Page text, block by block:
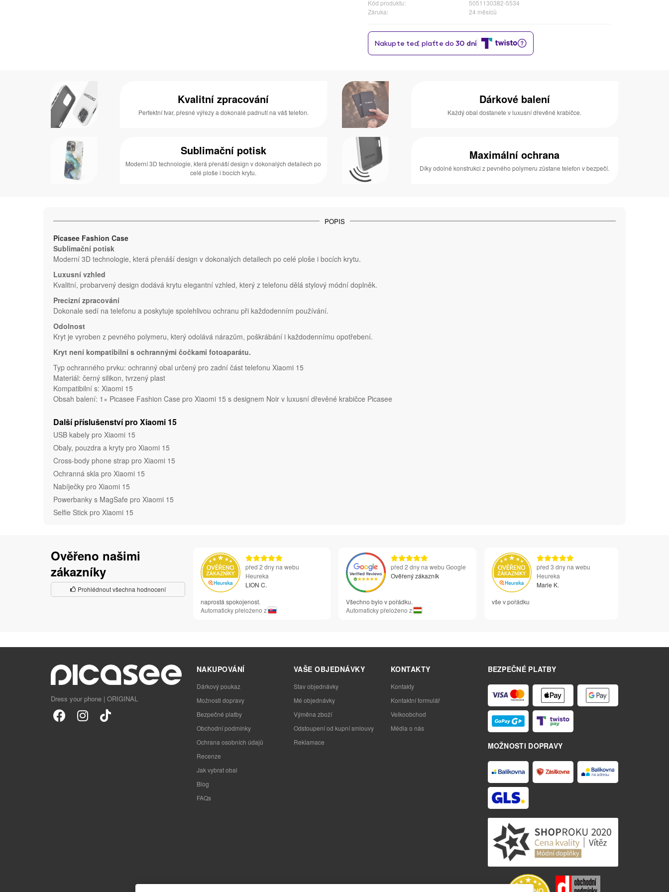
Kód produktu:
5051130382-5534
Záruka:
24 měsíců
Kvalitní zpracování
Perfektní tvar, přesné výřezy a dokonalé padnutí na váš telefon.
Dárkové balení
Každý obal dostanete v luxusní dřevěné krabičce.
Sublimační potisk
Moderní 3D technologie, která přenáší design v dokonalých detailech po
celé ploše i bocích krytu.
Maximální ochrana
Díky odolné konstrukci z pevného polymeru zůstane telefon v bezpečí.
POPIS
Picasee Fashion Case
Sublimační potisk
Moderní 3D technologie, která přenáší design v dokonalých detailech po celé ploše i bocích krytu.
Luxusní vzhled
Kvalitní, probarvený design dodává krytu elegantní vzhled, který z telefonu dělá stylový módní doplněk.
Precizní zpracování
Dokonale sedí na telefonu a poskytuje spolehlivou ochranu při každodenním používání.
Odolnost
Kryt je vyroben z pevného polymeru, který odolává nárazům, poškrábání i každodennímu opotřebení.
Kryt není kompatibilní s ochrannými čočkami fotoaparátu.
Typ ochranného prvku: ochranný obal určený pro zadní část telefonu Xiaomi 15
Materiál: černý silikon, tvrzený plast
Kompatibilní s: Xiaomi 15
Obsah balení: 1× Picasee Fashion Case pro Xiaomi 15 s designem Noir v luxusní dřevěné krabičce Picasee
Další příslušenství pro Xiaomi 15
USB kabely pro Xiaomi 15
Obaly, pouzdra a kryty pro Xiaomi 15
Cross-body phone strap pro Xiaomi 15
Ochranná skla pro Xiaomi 15
Nabíječky pro Xiaomi 15
Powerbanky s MagSafe pro Xiaomi 15
Selfie Stick pro Xiaomi 15
Ověřeno našimi
zákazníky
Prohlédnout všechna hodnocení
před 2 dny na webu
Heureka
LION C.
naprostá spokojenost.
Automaticky přeloženo z
před 2 dny na webu Google
Ověřený zákazník
Všechno bylo v pořádku.
Automaticky přeloženo z
před 3 dny na webu
Heureka
Marie K.
vše v pořádku
Dress your phone | ORIGINAL
BEZPEČNÉ PLATBY
MOŽNOSTI DOPRAVY
NAKUPOVÁNÍ
Dárkový poukaz
Možnosti dopravy
Bezpečné platby
Obchodní podmínky
Ochrana osobních údajů
Recenze
Jak vybrat obal
Blog
FAQs
VAŠE OBJEDNÁVKY
Stav objednávky
Mé objednávky
Výměna zboží
Odstoupení od kupní smlouvy
Reklamace
KONTAKTY
Kontakty
Kontaktní formulář
Velkoobchod
Média o nás